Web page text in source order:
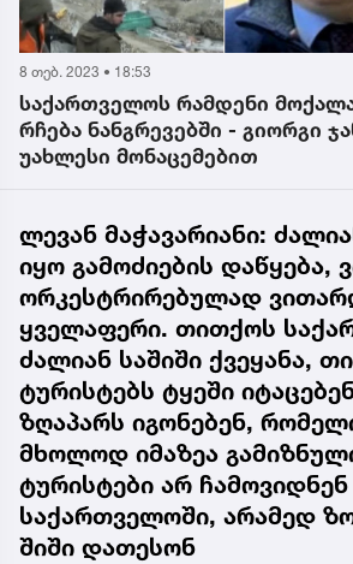
8 თებ. 2023 • 18:53
საქართველოს რამდენი
რჩება ნანგრევებში - გიორგი
უახლესი მონაცემებით
ლევან მაჭავარიანი:
იყო გამოძიების დაწყება,
ორკესტრირებულად
ყველაფერი. თითქოს
ძალიან საშიში ქვეყანა,
ტურისტებს ტყეში
ზღაპარს იგონებენ,
მხოლოდ იმაზეა
ტურისტები არ ჩამოვიდნენ
საქართველოში, არამედ
შიში დათესონ